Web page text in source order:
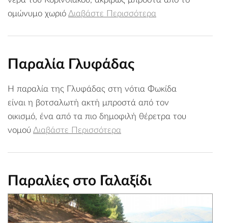
ομώνυμο χωριό Διαβάστε Περισσότερα
Παραλία Γλυφάδας
Η παραλία της Γλυφάδας στη νότια Φωκίδα
είναι η βοτσαλωτή ακτή μπροστά από τον
οικισμό, ένα από τα πιο δημοφιλή θέρετρα του
νομού Διαβάστε Περισσότερα
Παραλίες στο Γαλαξίδι